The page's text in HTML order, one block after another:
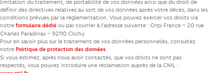
limitation du traitement, de portabilité de vos données ainsi que du droit de
définir des directives relatives au sort de vos données après votre décès, dans les
conditions prévues par la réglementation. Vous pouvez exercer vos droits via
notre formulaire dédié ou par courrier à l’adresse suivante : Orpi France – 20 rue
Charles Paradinas – 92110 Clichy.
Pour en savoir plus sur le traitement de vos données personnelles, consultez
notre Politique de protection des données.
Si vous estimez, après nous avoir contactés, que vos droits ne sont pas
respectés, vous pouvez introduire une réclamation auprès de la CNIL :